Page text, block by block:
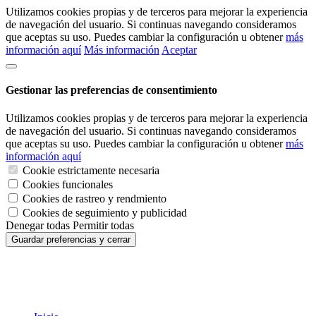
Utilizamos cookies propias y de terceros para mejorar la experiencia
de navegación del usuario. Si continuas navegando consideramos
que aceptas su uso. Puedes cambiar la configuración u obtenermás
información aquí Más información Aceptar
Gestionar las preferencias de consentimiento
Utilizamos cookies propias y de terceros para mejorar la experiencia
de navegación del usuario. Si continuas navegando consideramos
que aceptas su uso. Puedes cambiar la configuración u obtenermás
información aquí
Cookie estrictamente necesaria
Cookies funcionales
Cookies de rastreo y rendmiento
Cookies de seguimiento y publicidad
Denegar todas Permitir todas
Guardar preferencias y cerrar